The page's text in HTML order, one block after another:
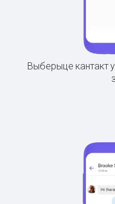
Выберыце кантакт у